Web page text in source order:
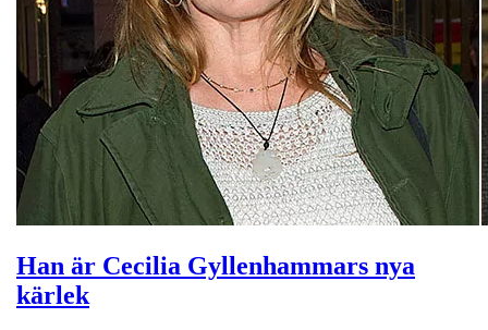
Han är Cecilia Gyllenhammars nya
kärlek